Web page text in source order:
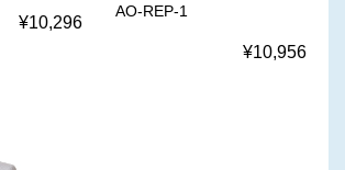
¥10,296
AO-REP-1
¥10,956